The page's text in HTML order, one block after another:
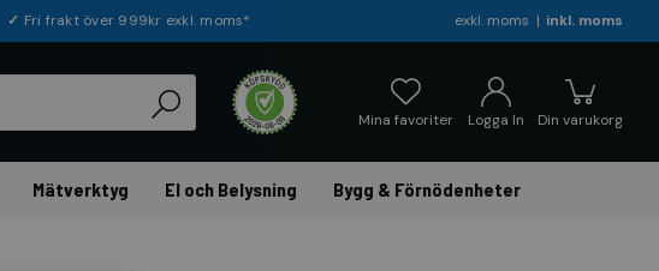
exkl. moms inkl. moms
✓ Fri frakt över 999kr exkl. moms*
Din varukorg
Logga In
Mina favoriter
Mätverktyg El och Belysning Bygg & Förnödenheter